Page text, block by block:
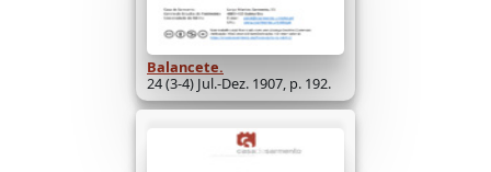
Balancete.
24 (3-4) Jul.-Dez. 1907, p. 192.